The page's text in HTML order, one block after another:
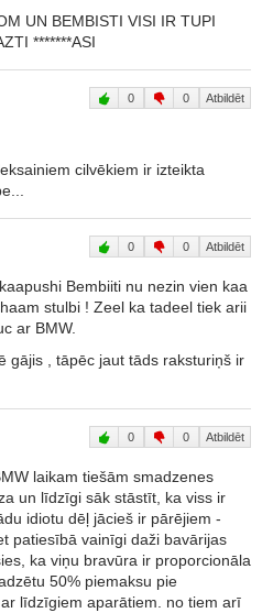
UN BEMBISTI VISI IR TUPI
*******ASI
0 0 Atbildēt
cilvēkiem ir izteikta
0 0 Atbildēt
Bembiiti nu nezin vien kaa
stulbi ! Zeel ka tadeel tiek arii
ar BMW.
0 0 Atbildēt
laikam tiešām smadzenes
un līdzīgi sāk stāstīt, ka viss ir
idiotu dēļ jācieš ir pārējiem -
patiesībā vainīgi daži bavārijas
ka viņu bravūra ir proporcionāla
50% piemaksu pie
līdzīgiem aparātiem. no tiem arī